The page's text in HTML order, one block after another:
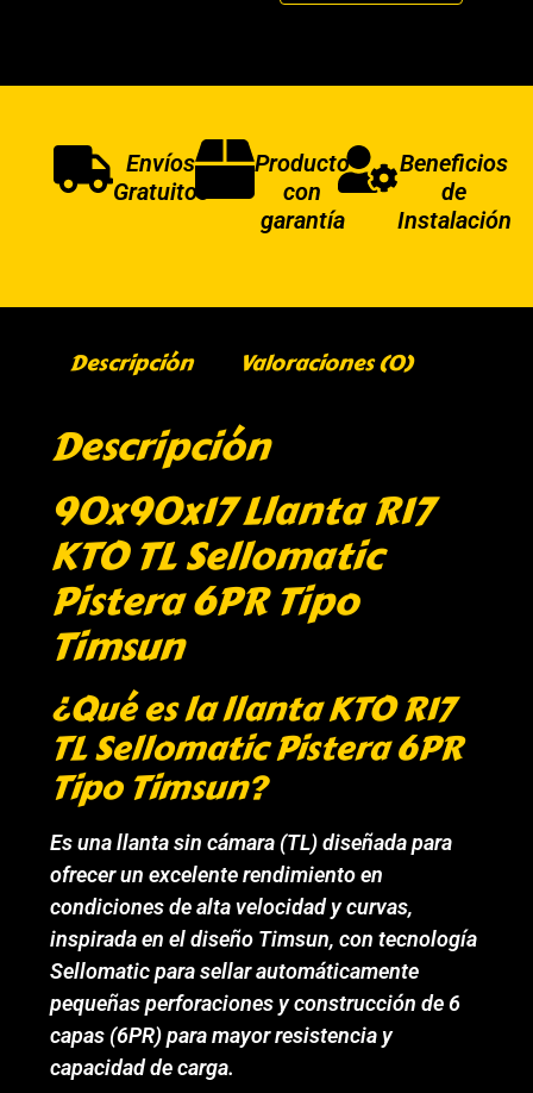
Envíos
Gratuitos
Producto
con
garantía
Beneficios
de
Instalación
Descripción Valoraciones (0)
Descripción
90x90x17 Llanta R17
KTO TL Sellomatic
Pistera 6PR Tipo
Timsun
¿Qué es la llanta KTO R17
TL Sellomatic Pistera 6PR
Tipo Timsun?
Es una llanta sin cámara (TL) diseñada para
ofrecer un excelente rendimiento en
condiciones de alta velocidad y curvas,
inspirada en el diseño Timsun, con tecnología
Sellomatic para sellar automáticamente
pequeñas perforaciones y construcción de 6
capas (6PR) para mayor resistencia y
capacidad de carga.